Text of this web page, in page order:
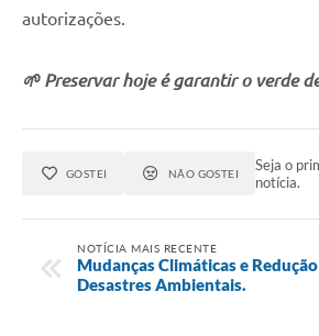
autorizações.
🌱 Preservar hoje é garantir o verde
GOSTEI NÃO GOSTEI
Seja o
notícia.
NOTÍCIA MAIS RECENTE
Mudanças Climáticas e
Desastres Ambientais.